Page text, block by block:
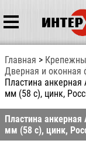
Главная
Дверная и оконная
Пластина анкерная
мм (58 c), цинк,
Пластина анкерная
мм (58 c), цинк,